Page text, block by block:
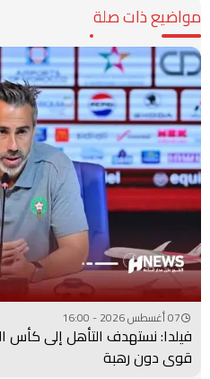
مواضيع ذات صلة
07 أغسطس 2026 - 16:00
فيلدا: نستهدف التأهل إلى كأس
قوي دون رهبة